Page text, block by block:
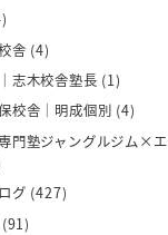
舎 (4)
志木校舎塾長 (1)
校舎｜明成個別 (4)
門塾ジャングルジム×
グ (427)
(91)